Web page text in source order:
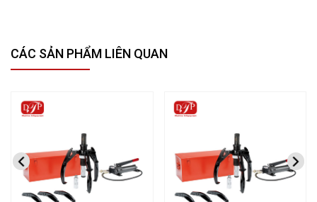
CÁC SẢN PHẨM LIÊN QUAN